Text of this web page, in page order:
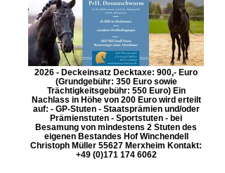
2026 - Deckeinsatz Decktaxe: 900,- Euro
(Grundgebühr: 350 Euro sowie
Trächtigkeitsgebühr: 550 Euro) Ein
Nachlass in Höhe von 200 Euro wird erteilt
auf: - GP-Stuten - Staatsprämien und/oder
Prämienstuten - Sportstuten - bei
Besamung von mindestens 2 Stuten des
eigenen Bestandes Hof Winchendell
Christoph Müller 55627 Merxheim Kontakt:
+49 (0)171 174 6062